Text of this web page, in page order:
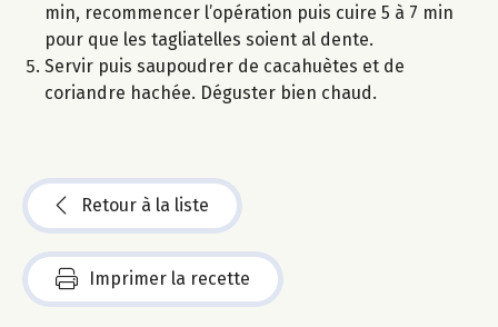
min, recommencer l’opération puis cuire 5 à 7 min
pour que les tagliatelles soient al dente.
Servir puis saupoudrer de cacahuètes et de
coriandre hachée. Déguster bien chaud.
Retour à la liste
Imprimer la recette